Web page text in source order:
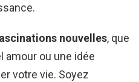
nouvelles, que
amour ou une idée
votre vie. Soyez